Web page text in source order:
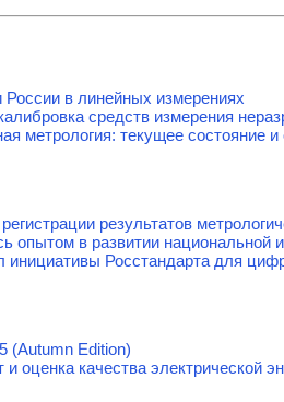
в линейных измерениях
средств измерения
метрология: текущее состояние
результатов
опытом в развитии национальной
Росстандарта для
(Autumn Edition)
оценка качества электрической